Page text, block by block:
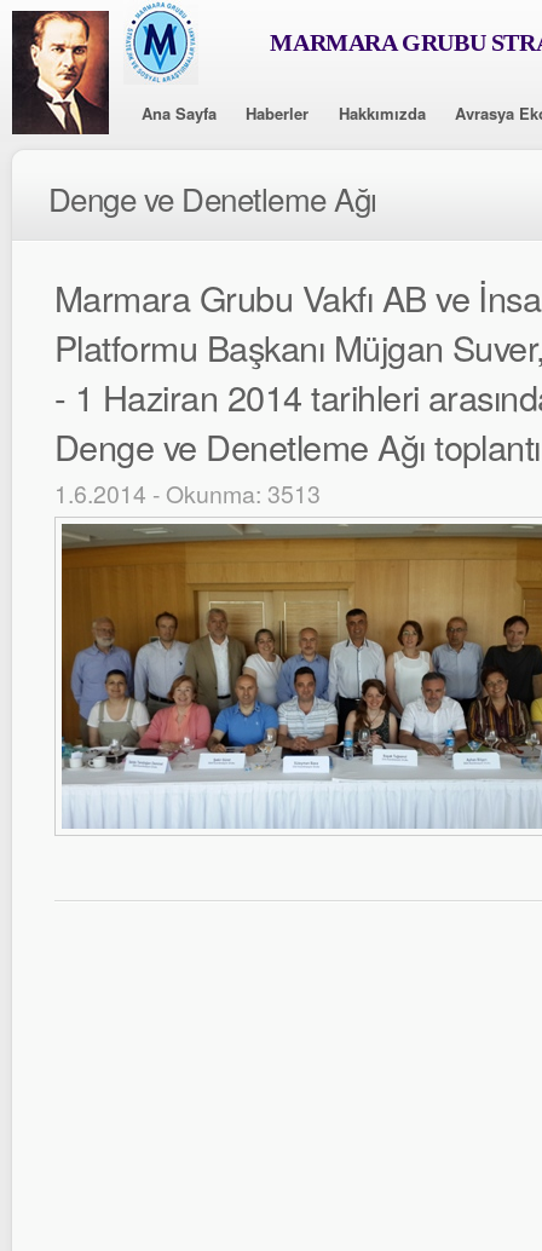
MARMARA GRUBU
Ana Sayfa Haberler Hakkımızda Avrasya
Denge ve Denetleme Ağı
Marmara Grubu Vakfı AB ve
Platformu Başkanı Müjgan
- 1 Haziran 2014 tarihleri
Denge ve Denetleme Ağı
1.6.2014 - Okunma: 3513